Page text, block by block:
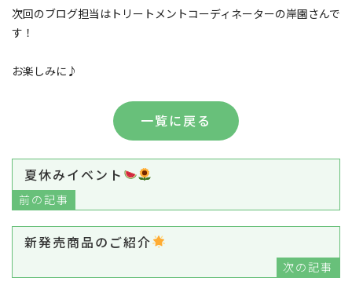
次回のブログ担当はトリートメントコーディネーターの岸園さんで
す！
お楽しみに♪
夏休みイベント
前の記事
一覧に戻る
新発売商品のご紹介
次の記事